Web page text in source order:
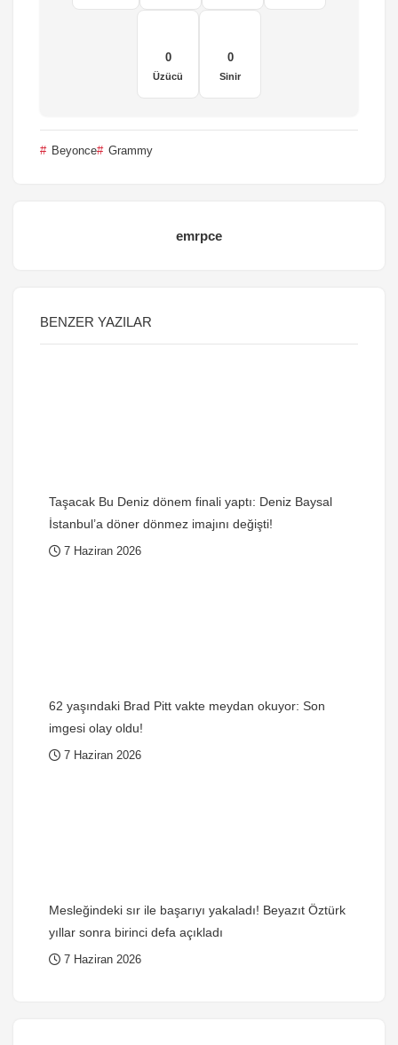
0
Üzücü
0
Sinir
Beyonce Grammy
emrpce
BENZER YAZILAR
Taşacak Bu Deniz dönem finali yaptı: Deniz Baysal
İstanbul’a döner dönmez imajını değişti!
7 Haziran 2026
62 yaşındaki Brad Pitt vakte meydan okuyor: Son
imgesi olay oldu!
7 Haziran 2026
Mesleğindeki sır ile başarıyı yakaladı! Beyazıt Öztürk
yıllar sonra birinci defa açıkladı
7 Haziran 2026